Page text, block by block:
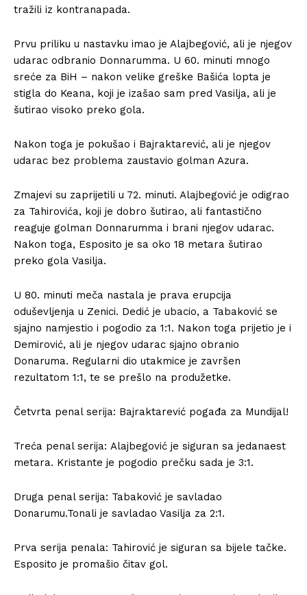
tražili iz kontranapada.
Prvu priliku u nastavku imao je Alajbegović, ali je njegov
udarac odbranio Donnarumma. U 60. minuti mnogo
sreće za BiH – nakon velike greške Bašića lopta je
stigla do Keana, koji je izašao sam pred Vasilja, ali je
šutirao visoko preko gola.
Nakon toga je pokušao i Bajraktarević, ali je njegov
udarac bez problema zaustavio golman Azura.
Zmajevi su zaprijetili u 72. minuti. Alajbegović je odigrao
za Tahirovića, koji je dobro šutirao, ali fantastično
reaguje golman Donnarumma i brani njegov udarac.
Nakon toga, Esposito je sa oko 18 metara šutirao
preko gola Vasilja.
U 80. minuti meča nastala je prava erupcija
oduševljenja u Zenici. Dedić je ubacio, a Tabaković se
sjajno namjestio i pogodio za 1:1. Nakon toga prijetio je i
Demirović, ali je njegov udarac sjajno obranio
Donaruma. Regularni dio utakmice je završen
rezultatom 1:1, te se prešlo na produžetke.
Četvrta penal serija: Bajraktarević pogađa za Mundijal!
Treća penal serija: Alajbegović je siguran sa jedanaest
metara. Kristante je pogodio prečku sada je 3:1.
Druga penal serija: Tabaković je savladao
Donarumu.Tonali je savladao Vasilja za 2:1.
Prva serija penala: Tahirović je siguran sa bijele tačke.
Esposito je promašio čitav gol.